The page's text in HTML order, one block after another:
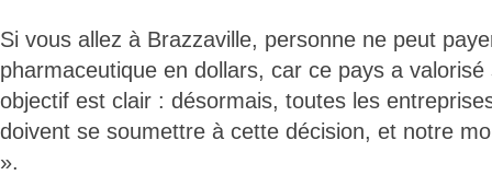
Si vous allez à Brazzaville, personne ne peut
pharmaceutique en dollars, car ce pays a
objectif est clair : désormais, toutes les
doivent se soumettre à cette décision, et notre
».